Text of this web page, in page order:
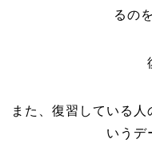
るの
また、復習している
いうデ